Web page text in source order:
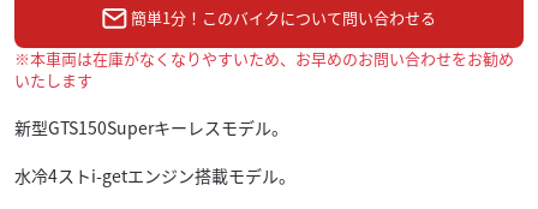
簡単1分！このバイクについて問い合わせる
※本車両は在庫がなくなりやすいため、お早めのお問い合わせをお勧め
いたします
新型GTS150Superキーレスモデル。
水冷4ストi-getエンジン搭載モデル。